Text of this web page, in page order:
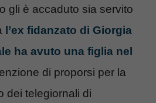
gli è accaduto sia servito
l’ex fidanzato di Giorgia
ha avuto una figlia nel
di proporsi per la
dei telegiornali di